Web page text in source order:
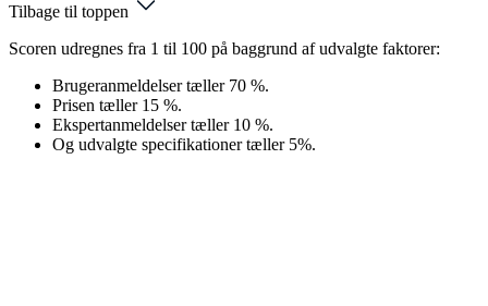
Tilbage til toppen
Scoren udregnes fra 1 til 100 på baggrund af udvalgte faktorer:
Brugeranmeldelser tæller 70 %.
Prisen tæller 15 %.
Ekspertanmeldelser tæller 10 %.
Og udvalgte specifikationer tæller 5%.